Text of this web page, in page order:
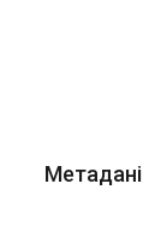
Метадані